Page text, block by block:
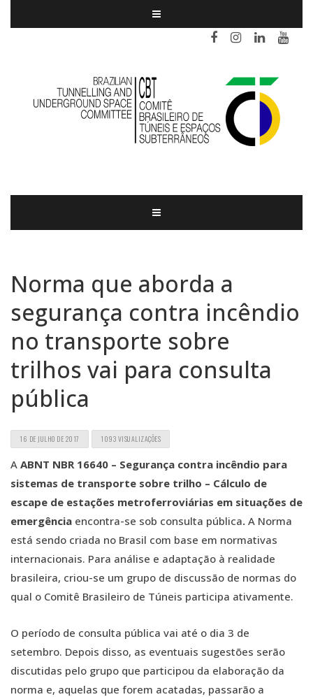
Norma que aborda a
segurança contra incêndio
no transporte sobre
trilhos vai para consulta
pública
16 DE JULHO DE 2017 1093 VISUALIZAÇÕES
A ABNT NBR 16640 – Segurança contra incêndio para
sistemas de transporte sobre trilho – Cálculo de
escape de estações metroferroviárias em situações de
emergência encontra-se sob consulta pública. A Norma
está sendo criada no Brasil com base em normativas
internacionais. Para análise e adaptação à realidade
brasileira, criou-se um grupo de discussão de normas do
qual o Comitê Brasileiro de Túneis participa ativamente.
O período de consulta pública vai até o dia 3 de
setembro. Depois disso, as eventuais sugestões serão
discutidas pelo grupo que participou da elaboração da
norma e, aquelas que forem acatadas, passarão a